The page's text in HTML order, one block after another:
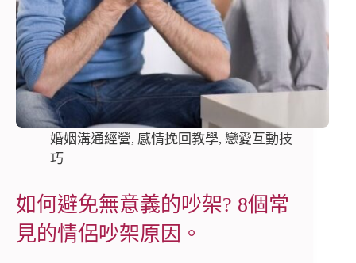
婚姻溝通經營, 感情挽回教學, 戀愛互動技
巧
如何避免無意義的吵架? 8個常
見的情侶吵架原因。